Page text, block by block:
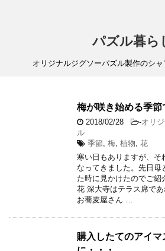
パズル暮ら
オリジナルジグソーパズル製作のシ
梅が咲き始める季節
2018/02/28 -オリ
ル
季節, 梅, 植物, 花
寒い日もありますが、そ
なってきました。先日母
た時に見かけたのでご
花 深大寺はテラス席で
お蕎麦屋さん …
購入したてのアイ